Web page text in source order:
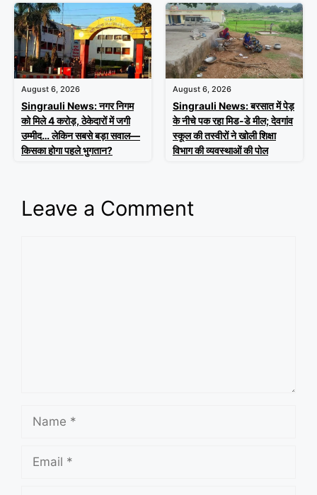
August 6, 2026
Singrauli News: नगर निगम
को मिले 4 करोड़, ठेकेदारों में जगी
उम्मीद… लेकिन सबसे बड़ा सवाल—
किसका होगा पहले भुगतान?
August 6, 2026
Singrauli News: बरसात में पेड़
के नीचे पक रहा मिड-डे मील; देवगांव
स्कूल की तस्वीरों ने खोली शिक्षा
विभाग की व्यवस्थाओं की पोल
Leave a Comment
Name
Email